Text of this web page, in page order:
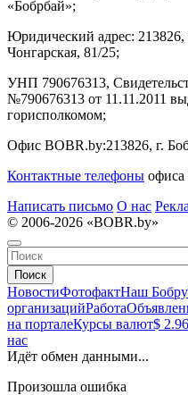
«Бобрбай»;
Юридический адрес: 213826,
Чонгарская, 81/25;
УНП 790676313,
№790676313 от 11.11.2011
горисполкомом;
Офис BOBR.by:213826, г.
Контактные телефоны
Написать письмо О нас
© 2006-2026 «BOBR.by»
Поиск
НовостиФотофактНаш
организацийРабота
на порталеКурсы валют$ 2.96
нас
Идёт обмен данными...
Произошла ошибка